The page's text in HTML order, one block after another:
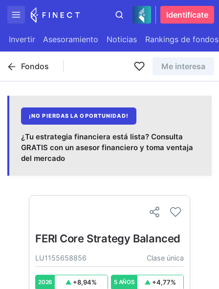
Identifícate
Invertir Asesoramiento Noticias Rankings de fondos
Fondos Me interesa
¡NO PIERDAS LA OPORTUNIDAD!
¿Tu estrategia financiera está lista? Consulta
GRATIS con un asesor financiero y toma ventaja
del mercado
FERI Core Strategy Balanced
LU1155658856 Clase única
2026 +8,94% 5 AÑOS +4,77%